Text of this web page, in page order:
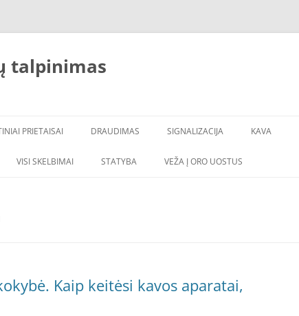
talpinimas
PRIETAISAI DRAUDIMAS SIGNALIZACIJA KAVA
VISI SKELBIMAI STATYBA VEŽA Į ORO UOSTUS
Kaip keitėsi kavos aparatai,